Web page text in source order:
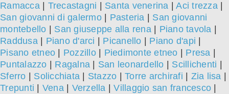
Ramacca| Trecastagni Santa venerina |Aci trezza|
San giovanni di galermo| Pasteria
San giovanni
montebello
San giuseppe alla rena| Piano tavola
Raddusa| Piano d'arci Picanello Piano d'api
Pisano etneo
Pozzillo| Piedimonte etneo Presa
Puntalazzo
Ragalna San leonardello Scillichenti
Sferro
Solicchiata Stazzo Torre archirafi Zia lisa
Trepunti
Vena| Verzella |Villaggio san francesco